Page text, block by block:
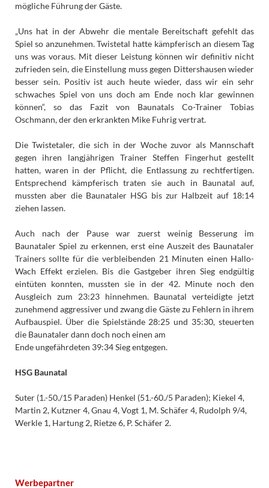
mögliche Führung der Gäste.
„Uns hat in der Abwehr die mentale Bereitschaft gefehlt das
Spiel so anzunehmen. Twistetal hatte kämpferisch an diesem Tag
uns was voraus. Mit dieser Leistung können wir definitiv nicht
zufrieden sein, die Einstellung muss gegen Dittershausen wieder
besser sein. Positiv ist auch heute wieder, dass wir ein sehr
schwaches Spiel von uns doch am Ende noch klar gewinnen
können“, so das Fazit von Baunatals Co-Trainer Tobias
Oschmann, der den erkrankten Mike Fuhrig vertrat.
Die Twistetaler, die sich in der Woche zuvor als Mannschaft
gegen ihren langjährigen Trainer Steffen Fingerhut gestellt
hatten, waren in der Pflicht, die Entlassung zu rechtfertigen.
Entsprechend kämpferisch traten sie auch in Baunatal auf,
mussten aber die Baunataler HSG bis zur Halbzeit auf 18:14
ziehen lassen.
Auch nach der Pause war zuerst weinig Besserung im
Baunataler Spiel zu erkennen, erst eine Auszeit des Baunataler
Trainers sollte für die verbleibenden 21 Minuten einen Hallo-
Wach Effekt erzielen. Bis die Gastgeber ihren Sieg endgültig
eintüten konnten, mussten sie in der 42. Minute noch den
Ausgleich zum 23:23 hinnehmen. Baunatal verteidigte jetzt
zunehmend aggressiver und zwang die Gäste zu Fehlern in ihrem
Aufbauspiel. Über die Spielstände 28:25 und 35:30, steuerten
die Baunataler dann doch noch einen am
Ende ungefährdeten 39:34 Sieg entgegen.
HSG Baunatal
Suter (1.-50./15 Paraden) Henkel (51.-60./5 Paraden); Kiekel 4,
Martin 2, Kutzner 4, Gnau 4, Vogt 1, M. Schäfer 4, Rudolph 9/4,
Werkle 1, Hartung 2, Rietze 6, P. Schäfer 2.
Werbepartner